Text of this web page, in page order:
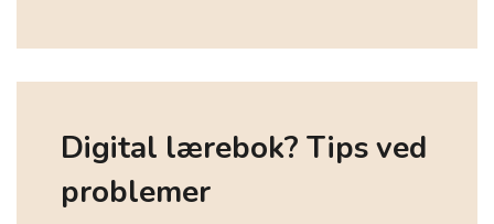
Digital lærebok? Tips ved
problemer